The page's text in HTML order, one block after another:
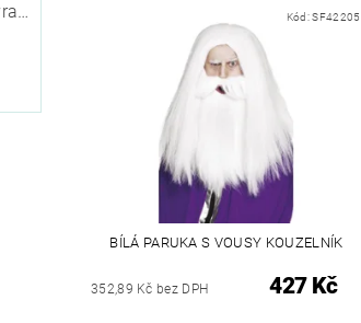
Michaela Škovranová Kód:SF42205
BÍLÁ PARUKA S VOUSY KOUZELNÍK
352,89 Kč bez DPH 427 Kč